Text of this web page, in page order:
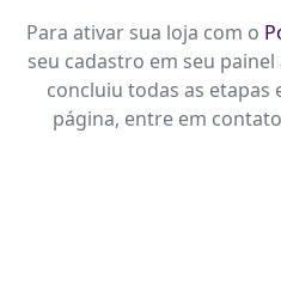
Para ativar sua loja com o
seu cadastro em seu
concluiu todas as etapas
página, entre em